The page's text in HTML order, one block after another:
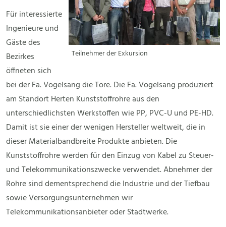
Teilnehmer der Exkursion
Für interessierte
Ingenieure und
Gäste des
Bezirkes
öffneten sich
bei der Fa. Vogelsang die Tore. Die Fa. Vogelsang produziert
am Standort Herten Kunststoffrohre aus den
unterschiedlichsten Werkstoffen wie PP, PVC-U und PE-HD.
Damit ist sie einer der wenigen Hersteller weltweit, die in
dieser Materialbandbreite Produkte anbieten. Die
Kunststoffrohre werden für den Einzug von Kabel zu Steuer-
und Telekommunikationszwecke verwendet. Abnehmer der
Rohre sind dementsprechend die Industrie und der Tiefbau
sowie Versorgungsunternehmen wir
Telekommunikationsanbieter oder Stadtwerke.